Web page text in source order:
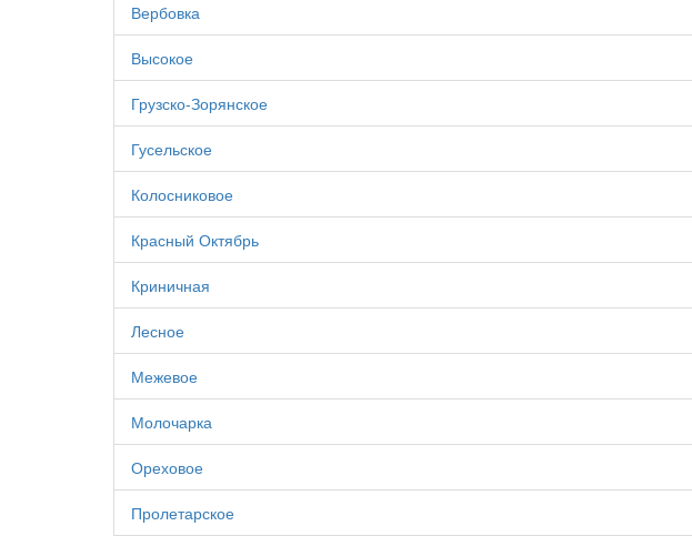
Вербовка
Высокое
Грузско-Зорянское
Гусельское
Колосниковое
Красный Октябрь
Криничная
Лесное
Межевое
Молочарка
Ореховое
Пролетарское